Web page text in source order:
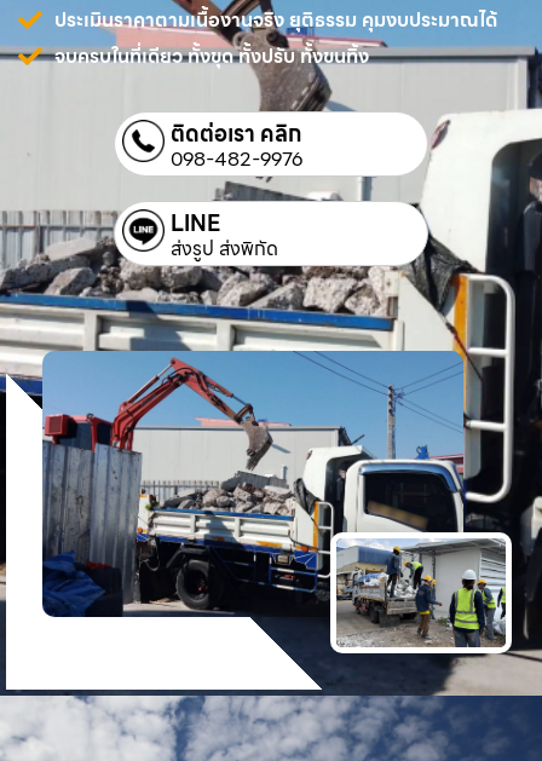
ประเมินราคาตามเนื้องานจริง ยุติธรรม คุมงบประมาณได้
จบครบในที่เดียว ทั้งขุด ทั้งปรับ ทั้งขนทิ้ง
ติดต่อเรา คลิก
098-482-9976
LINE
ส่งรูป ส่งพิกัด